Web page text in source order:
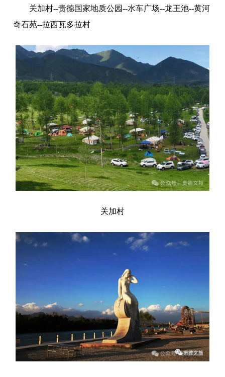
关加村--贵德国家地质公园--水车广场--龙王池--黄河
奇石苑--拉西瓦多拉村
关加村